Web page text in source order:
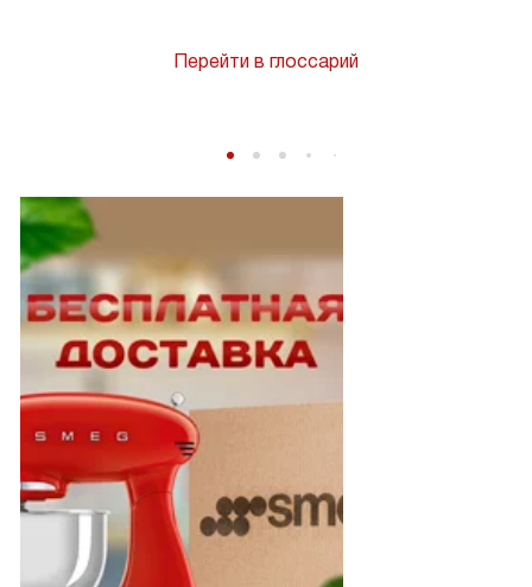
Перейти в глоссарий